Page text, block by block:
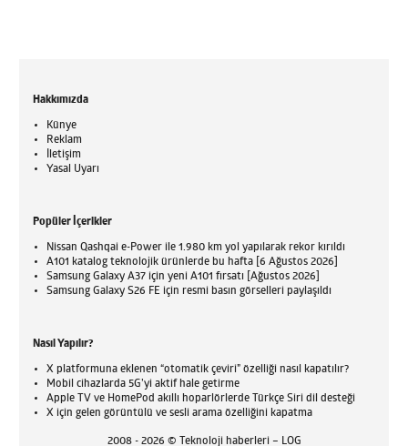
Hakkımızda
Künye
Reklam
İletişim
Yasal Uyarı
Popüler İçerikler
Nissan Qashqai e-Power ile 1.980 km yol yapılarak rekor kırıldı
A101 katalog teknolojik ürünlerde bu hafta [6 Ağustos 2026]
Samsung Galaxy A37 için yeni A101 fırsatı [Ağustos 2026]
Samsung Galaxy S26 FE için resmi basın görselleri paylaşıldı
Nasıl Yapılır?
X platformuna eklenen “otomatik çeviri” özelliği nasıl kapatılır?
Mobil cihazlarda 5G’yi aktif hale getirme
Apple TV ve HomePod akıllı hoparlörlerde Türkçe Siri dil desteği
X için gelen görüntülü ve sesli arama özelliğini kapatma
2008 - 2026 © Teknoloji haberleri – LOG